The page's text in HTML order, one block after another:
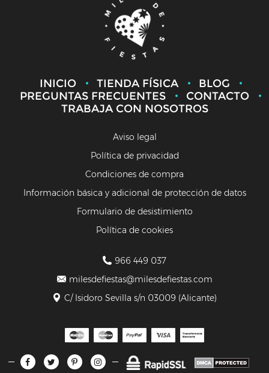
INICIO TIENDA FÍSICA
BLOG
PREGUNTAS FRECUENTES
CONTACTO
TRABAJA CON NOSOTROS
Aviso legal
Política de privacidad
Condiciones de compra
Información básica y adicional de protección de datos
Formulario de desistimiento
Política de cookies
966 449 037
milesdefiestas@milesdefiestas.com
C/ Isidoro Sevilla s/n 03009 (Alicante)